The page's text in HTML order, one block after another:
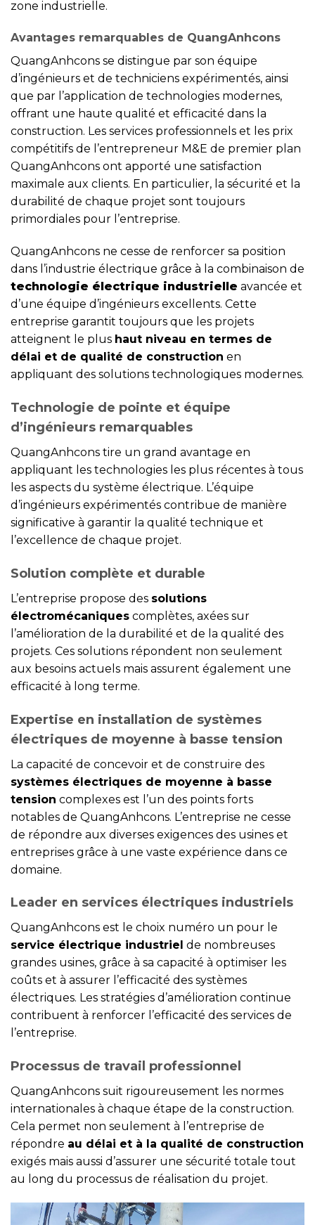
zone industrielle.
Avantages remarquables de QuangAnhcons
QuangAnhcons se distingue par son équipe
d’ingénieurs et de techniciens expérimentés, ainsi
que par l’application de technologies modernes,
offrant une haute qualité et efficacité dans la
construction. Les services professionnels et les prix
compétitifs de l’entrepreneur M&E de premier plan
QuangAnhcons ont apporté une satisfaction
maximale aux clients. En particulier, la sécurité et la
durabilité de chaque projet sont toujours
primordiales pour l’entreprise.
QuangAnhcons ne cesse de renforcer sa position
dans l’industrie électrique grâce à la combinaison de
technologie électrique industrielle avancée et
d’une équipe d’ingénieurs excellents. Cette
entreprise garantit toujours que les projets
atteignent le plus haut niveau en termes de
délai et de qualité de construction en
appliquant des solutions technologiques modernes.
Technologie de pointe et équipe
d’ingénieurs remarquables
QuangAnhcons tire un grand avantage en
appliquant les technologies les plus récentes à tous
les aspects du système électrique. L’équipe
d’ingénieurs expérimentés contribue de manière
significative à garantir la qualité technique et
l’excellence de chaque projet.
Solution complète et durable
L’entreprise propose des solutions
électromécaniques complètes, axées sur
l’amélioration de la durabilité et de la qualité des
projets. Ces solutions répondent non seulement
aux besoins actuels mais assurent également une
efficacité à long terme.
Expertise en installation de systèmes
électriques de moyenne à basse tension
La capacité de concevoir et de construire des
systèmes électriques de moyenne à basse
tension complexes est l’un des points forts
notables de QuangAnhcons. L’entreprise ne cesse
de répondre aux diverses exigences des usines et
entreprises grâce à une vaste expérience dans ce
domaine.
Leader en services électriques industriels
QuangAnhcons est le choix numéro un pour le
service électrique industriel de nombreuses
grandes usines, grâce à sa capacité à optimiser les
coûts et à assurer l’efficacité des systèmes
électriques. Les stratégies d’amélioration continue
contribuent à renforcer l’efficacité des services de
l’entreprise.
Processus de travail professionnel
QuangAnhcons suit rigoureusement les normes
internationales à chaque étape de la construction.
Cela permet non seulement à l’entreprise de
répondre au délai et à la qualité de construction
exigés mais aussi d’assurer une sécurité totale tout
au long du processus de réalisation du projet.